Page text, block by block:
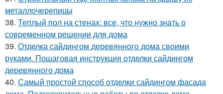
металлочерепицы
38. Теплый пол на стенах: все, что нужно знать о
современном решении для дома
39. Отделка сайдингом деревянного дома своими
руками. Пошаговая инструкция отделки сайдингом
деревянного дома
40. Самый простой способ отделки сайдингом фасада